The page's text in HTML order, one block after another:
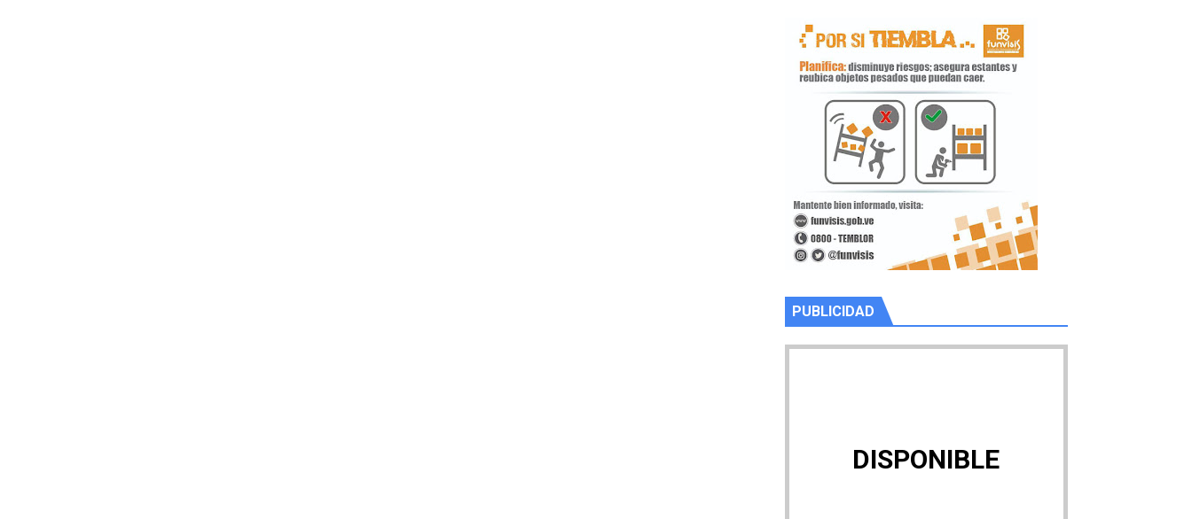
PUBLICIDAD
DISPONIBLE